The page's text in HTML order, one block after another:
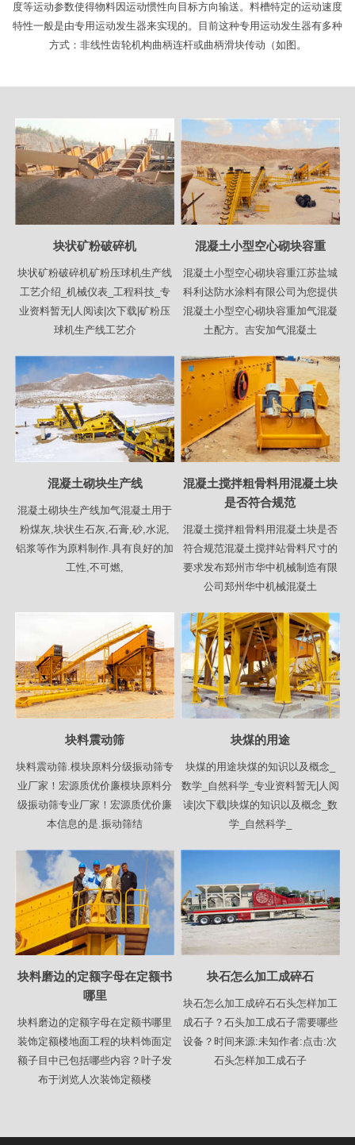
度等运动参数使得物料因运动惯性向目标方向输送。料槽特定的运动速度
特性一般是由专用运动发生器来实现的。目前这种专用运动发生器有多种
方式：非线性齿轮机构曲柄连杆或曲柄滑块传动（如图。
块状矿粉破碎机
块状矿粉破碎机矿粉压球机生产线
工艺介绍_机械仪表_工程科技_专
业资料暂无|人阅读|次下载|矿粉压
球机生产线工艺介
混凝土小型空心砌块容重
混凝土小型空心砌块容重江苏盐城
科利达防水涂料有限公司为您提供
混凝土小型空心砌块容重加气混凝
土配方。吉安加气混凝土
混凝土砌块生产线
混凝土砌块生产线加气混凝土用于
粉煤灰,块状生石灰,石膏,砂,水泥,
铝浆等作为原料制作.具有良好的加
工性,不可燃,
混凝土搅拌粗骨料用混凝土块
是否符合规范
混凝土搅拌粗骨料用混凝土块是否
符合规范混凝土搅拌站骨料尺寸的
要求发布郑州市华中机械制造有限
公司郑州华中机械混凝土
块料震动筛
块料震动筛.模块原料分级振动筛专
业厂家！宏源质优价廉模块原料分
级振动筛专业厂家！宏源质优价廉
本信息的是.振动筛结
块煤的用途
块煤的用途块煤的知识以及概念_
数学_自然科学_专业资料暂无|人阅
读|次下载|块煤的知识以及概念_数
学_自然科学_
块料磨边的定额字母在定额书
哪里
块料磨边的定额字母在定额书哪里
装饰定额楼地面工程的块料饰面定
额子目中已包括哪些内容？叶子发
布于浏览人次装饰定额楼
块石怎么加工成碎石
块石怎么加工成碎石石头怎样加工
成石子？石头加工成石子需要哪些
设备？时间来源:未知作者:点击:次
石头怎样加工成石子